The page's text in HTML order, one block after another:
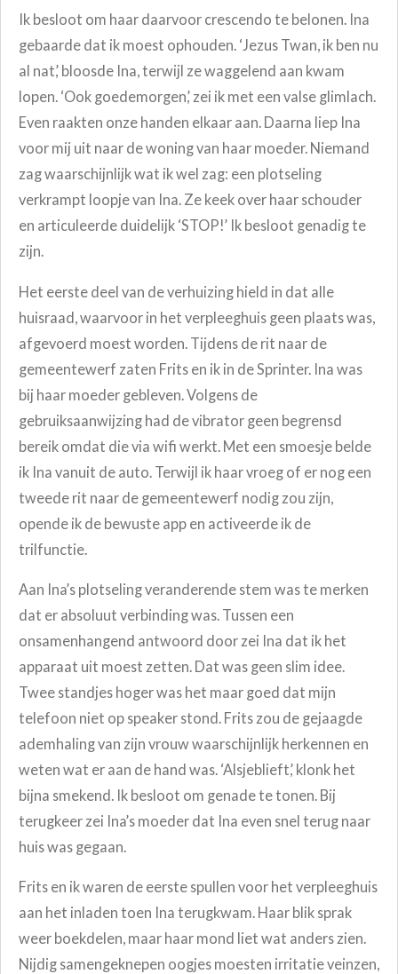
Ik besloot om haar daarvoor crescendo te belonen. Ina
gebaarde dat ik moest ophouden. ‘Jezus Twan, ik ben nu
al nat,’ bloosde Ina, terwijl ze waggelend aan kwam
lopen. ‘Ook goedemorgen,’ zei ik met een valse glimlach.
Even raakten onze handen elkaar aan. Daarna liep Ina
voor mij uit naar de woning van haar moeder. Niemand
zag waarschijnlijk wat ik wel zag: een plotseling
verkrampt loopje van Ina. Ze keek over haar schouder
en articuleerde duidelijk ‘STOP!’ Ik besloot genadig te
zijn.
Het eerste deel van de verhuizing hield in dat alle
huisraad, waarvoor in het verpleeghuis geen plaats was,
afgevoerd moest worden. Tijdens de rit naar de
gemeentewerf zaten Frits en ik in de Sprinter. Ina was
bij haar moeder gebleven. Volgens de
gebruiksaanwijzing had de vibrator geen begrensd
bereik omdat die via wifi werkt. Met een smoesje belde
ik Ina vanuit de auto. Terwijl ik haar vroeg of er nog een
tweede rit naar de gemeentewerf nodig zou zijn,
opende ik de bewuste app en activeerde ik de
trilfunctie.
Aan Ina’s plotseling veranderende stem was te merken
dat er absoluut verbinding was. Tussen een
onsamenhangend antwoord door zei Ina dat ik het
apparaat uit moest zetten. Dat was geen slim idee.
Twee standjes hoger was het maar goed dat mijn
telefoon niet op speaker stond. Frits zou de gejaagde
ademhaling van zijn vrouw waarschijnlijk herkennen en
weten wat er aan de hand was. ‘Alsjeblieft,’ klonk het
bijna smekend. Ik besloot om genade te tonen. Bij
terugkeer zei Ina’s moeder dat Ina even snel terug naar
huis was gegaan.
Frits en ik waren de eerste spullen voor het verpleeghuis
aan het inladen toen Ina terugkwam. Haar blik sprak
weer boekdelen, maar haar mond liet wat anders zien.
Nijdig samengeknepen oogjes moesten irritatie veinzen,